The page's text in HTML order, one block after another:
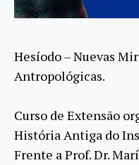
Hesíodo – Nuevas
Antropológicas.
Curso de Extensão
História Antiga do
Frente a Prof. Dr.